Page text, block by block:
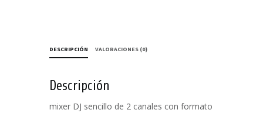
DESCRIPCIÓN VALORACIONES (0)
Descripción
mixer DJ sencillo de 2 canales con formato